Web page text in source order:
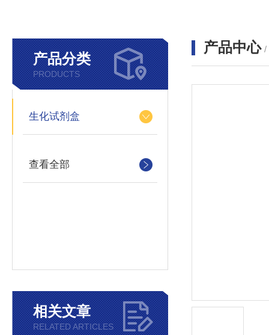
产品分类
PRODUCTS
生化试剂盒
查看全部
相关文章
RELATED ARTICLES
产品中心 /